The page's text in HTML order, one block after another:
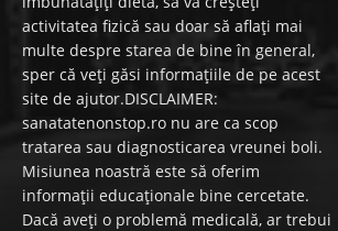
activitatea fizică sau doar să aflați mai
multe despre starea de bine în general,
sper că veți găsi informațiile de pe acest
site de ajutor.DISCLAIMER:
sanatatenonstop.ro nu are ca scop
tratarea sau diagnosticarea vreunei boli.
Misiunea noastră este să oferim
informații educaționale bine cercetate.
Dacă aveți o problemă medicală, ar trebui